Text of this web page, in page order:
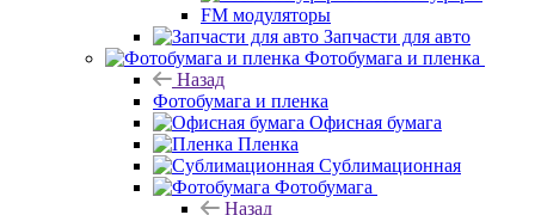
FM модуляторы
Запчасти для авто
Фотобумага и пленка
Назад
Фотобумага и пленка
Офисная бумага
Пленка
Сублимационная
Фотобумага
Назад